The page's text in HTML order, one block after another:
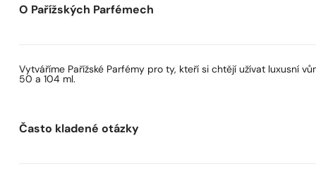
O Pařížských Parfémech
Vytváříme Pařížské Parfémy pro ty, kteří si chtějí užívat luxusní
50 a 104 ml.
Často kladené otázky